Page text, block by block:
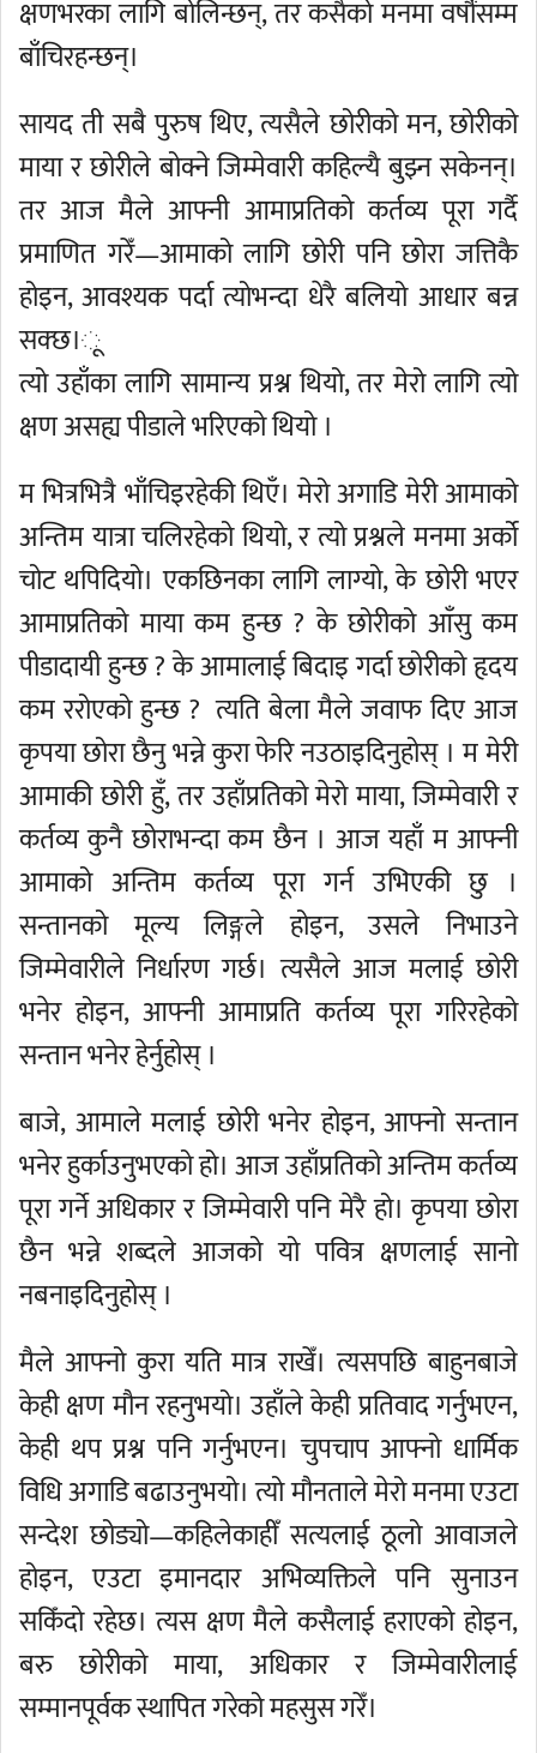
क्षणभरका लागि बोलिन्छन्, तर कसैको मनमा वर्षौंसम्म
बाँचिरहन्छन्।
सायद ती सबै पुरुष थिए, त्यसैले छोरीको मन, छोरीको
माया र छोरीले बोक्ने जिम्मेवारी कहिल्यै बुझ्न सकेनन्।
तर आज मैले आफ्नी आमाप्रतिको कर्तव्य पूरा गर्दै
प्रमाणित गरेँ—आमाको लागि छोरी पनि छोरा जत्तिकै
होइन, आवश्यक पर्दा त्योभन्दा धेरै बलियो आधार बन्न
सक्छ।ू
त्यो उहाँका लागि सामान्य प्रश्न थियो, तर मेरो लागि त्यो
क्षण असह्य पीडाले भरिएको थियो ।
म भित्रभित्रै भाँचिइरहेकी थिएँ। मेरो अगाडि मेरी आमाको
अन्तिम यात्रा चलिरहेको थियो, र त्यो प्रश्नले मनमा अर्को
चोट थपिदियो। एकछिनका लागि लाग्यो, के छोरी भएर
आमाप्रतिको माया कम हुन्छ ? के छोरीको आँसु कम
पीडादायी हुन्छ ? के आमालाई बिदाइ गर्दा छोरीको हृदय
कम ररोएको हुन्छ ? त्यति बेला मैले जवाफ दिए आज
कृपया छोरा छैनु भन्ने कुरा फेरि नउठाइदिनुहोस् । म मेरी
आमाकी छोरी हुँ, तर उहाँप्रतिको मेरो माया, जिम्मेवारी र
कर्तव्य कुनै छोराभन्दा कम छैन । आज यहाँ म आफ्नी
आमाको अन्तिम कर्तव्य पूरा गर्न उभिएकी छु ।
सन्तानको मूल्य लिङ्गले होइन, उसले निभाउने
जिम्मेवारीले निर्धारण गर्छ। त्यसैले आज मलाई छोरी
भनेर होइन, आफ्नी आमाप्रति कर्तव्य पूरा गरिरहेको
सन्तान भनेर हेर्नुहोस् ।
बाजे, आमाले मलाई छोरी भनेर होइन, आफ्नो सन्तान
भनेर हुर्काउनुभएको हो। आज उहाँप्रतिको अन्तिम कर्तव्य
पूरा गर्ने अधिकार र जिम्मेवारी पनि मेरै हो। कृपया छोरा
छैन भन्ने शब्दले आजको यो पवित्र क्षणलाई सानो
नबनाइदिनुहोस् ।
मैले आफ्नो कुरा यति मात्र राखेँ। त्यसपछि बाहुनबाजे
केही क्षण मौन रहनुभयो। उहाँले केही प्रतिवाद गर्नुभएन,
केही थप प्रश्न पनि गर्नुभएन। चुपचाप आफ्नो धार्मिक
विधि अगाडि बढाउनुभयो। त्यो मौनताले मेरो मनमा एउटा
सन्देश छोड्यो—कहिलेकाहीँ सत्यलाई ठूलो आवाजले
होइन, एउटा इमानदार अभिव्यक्तिले पनि सुनाउन
सकिँदो रहेछ। त्यस क्षण मैले कसैलाई हराएको होइन,
बरु छोरीको माया, अधिकार र जिम्मेवारीलाई
सम्मानपूर्वक स्थापित गरेको महसुस गरेँ।